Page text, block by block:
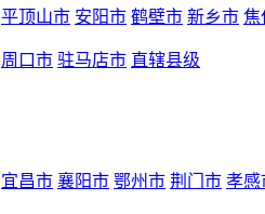
平顶山市 安阳市 鹤壁市 新乡市 焦
周口市 驻马店市 直辖县级
宜昌市 襄阳市 鄂州市 荆门市 孝感